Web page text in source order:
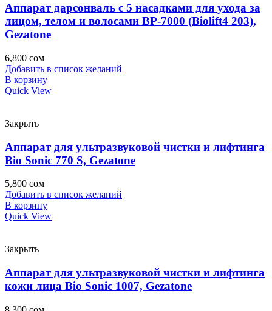
Аппарат дарсонваль с 5 насадками для ухода за
лицом, телом и волосами BP-7000 (Biolift4 203),
Gezatone
6,800 сом
Добавить в список желаний
В корзину
Quick View
Закрыть
Аппарат для ультразвуковой чистки и лифтинга
Bio Sonic 770 S, Gezatone
5,800 сом
Добавить в список желаний
В корзину
Quick View
Закрыть
Аппарат для ультразвуковой чистки и лифтинга
кожи лица Bio Sonic 1007, Gezatone